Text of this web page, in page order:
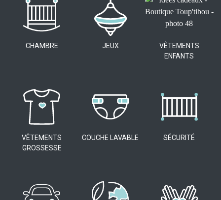
CHAMBRE JEUX
VÊTEMENTS
ENFANTS
VÊTEMENTS
GROSSESSE
COUCHE LAVABLE SÉCURITÉ